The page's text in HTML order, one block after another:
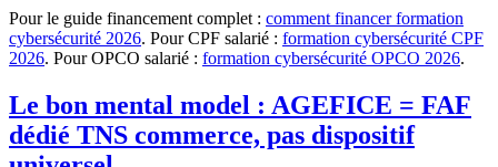
Pour le guide financement complet : comment financer formation
cybersécurité 2026. Pour CPF salarié : formation cybersécurité CPF
2026. Pour OPCO salarié : formation cybersécurité OPCO 2026.
Le bon mental model : AGEFICE = FAF
dédié TNS commerce, pas dispositif